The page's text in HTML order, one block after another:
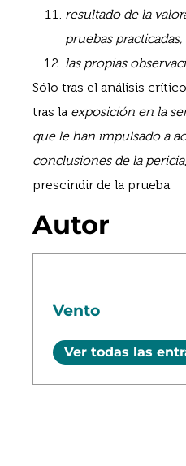
resultado de la
pruebas practicadas,
las propias
Sólo tras el análisis
tras la exposición en la
que le han impulsado a
conclusiones de la pericia
prescindir de la prueba.
Autor
Vento
Ver todas las